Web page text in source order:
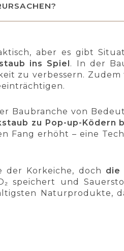
aber es gibt
ins Spiel. In der
zu verbessern.
Baubranche von
zu Pop-up-
Fang erhöht – eine
der Korkeiche, doch die
speichert und
Naturprodukte,